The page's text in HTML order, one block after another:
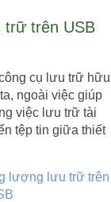
trữ trên USB
cụ lưu trữ hữu
ngoài việc giúp
việc lưu trữ tài
tệp tin giữa thiết
lượng lưu trữ trên